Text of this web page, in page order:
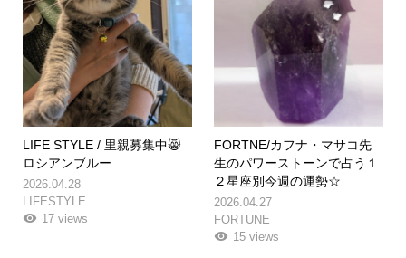
LIFE STYLE / 里親募集中😸
ロシアンブルー
2026.04.28
LIFESTYLE
17 views
FORTNE/カフナ・マサコ先
生のパワーストーンで占う１
２星座別今週の運勢☆
2026.04.27
FORTUNE
15 views